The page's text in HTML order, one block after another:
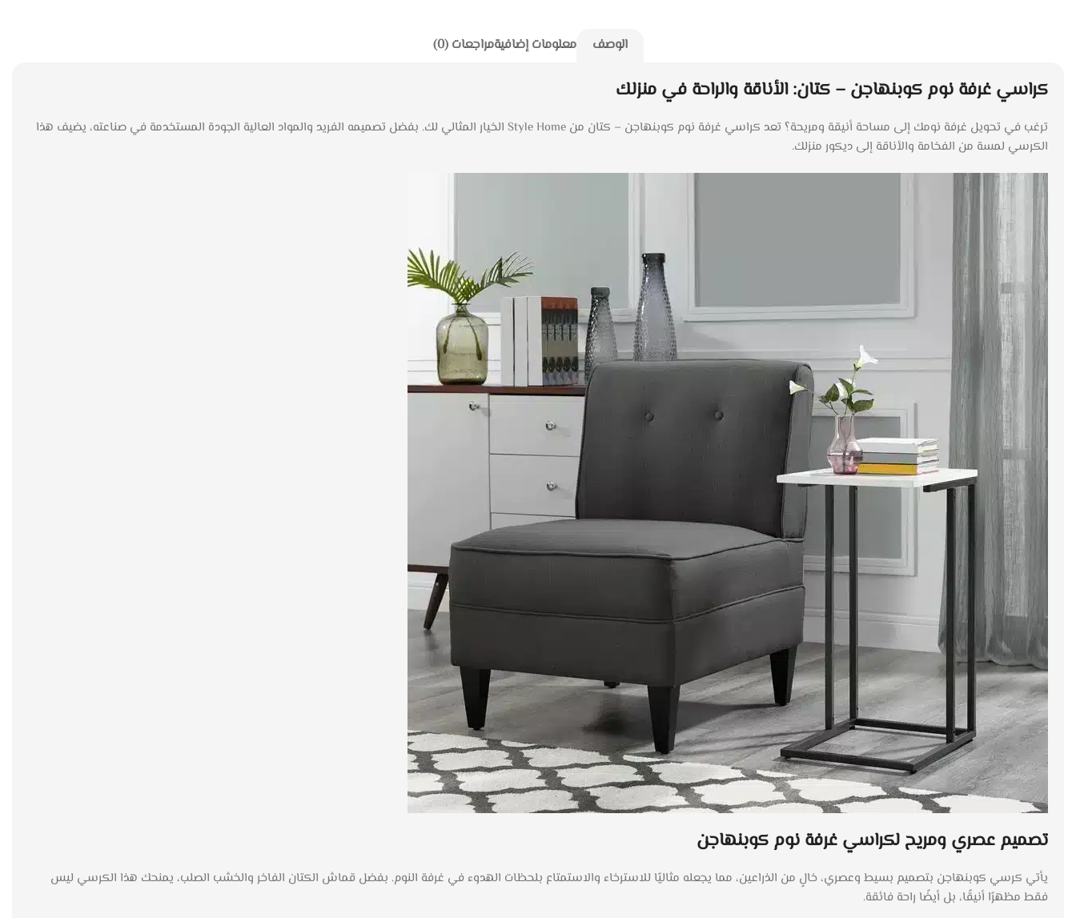
الوصف معلومات إضافيةمراجعات (0)
كراسي غرفة نوم كوبنهاجن – كتان: الأناقة والراحة في منزلك
ترغب في تحويل غرفة نومك إلى مساحة أنيقة ومريحة؟ تعد كراسي غرفة نوم كوبنهاجن – كتان من Style Home الخيار المثالي لك. بفضل تصميمه الفريد والمواد العالية الجودة المستخدمة في صناعته، يضيف هذا
الكرسي لمسة من الفخامة والأناقة إلى ديكور منزلك.
تصميم عصري ومريح لكراسي غرفة نوم كوبنهاجن
يأتي كرسي كوبنهاجن بتصميم بسيط وعصري، خالٍ من الذراعين، مما يجعله مثاليًا للاسترخاء والاستمتاع بلحظات الهدوء في غرفة النوم. بفضل قماش الكتان الفاخر والخشب الصلب، يمنحك هذا الكرسي ليس
فقط مظهرًا أنيقًا، بل أيضًا راحة فائقة.